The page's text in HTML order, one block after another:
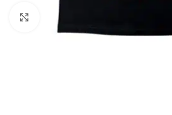
Click to enlarge